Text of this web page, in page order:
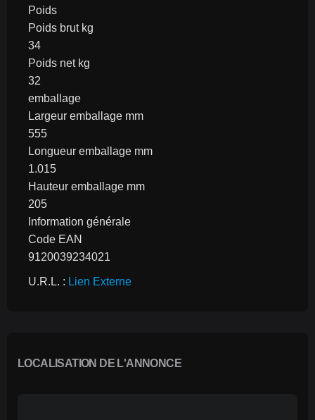
Poids
Poids brut kg
34
Poids net kg
32
emballage
Largeur emballage mm
555
Longueur emballage mm
1.015
Hauteur emballage mm
205
Information générale
Code EAN
9120039234021
U.R.L. : Lien Externe
LOCALISATION DE L'ANNONCE